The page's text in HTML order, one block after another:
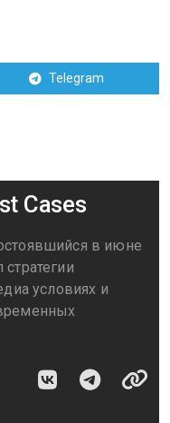
Telegram
Cases
в июне
условиях и